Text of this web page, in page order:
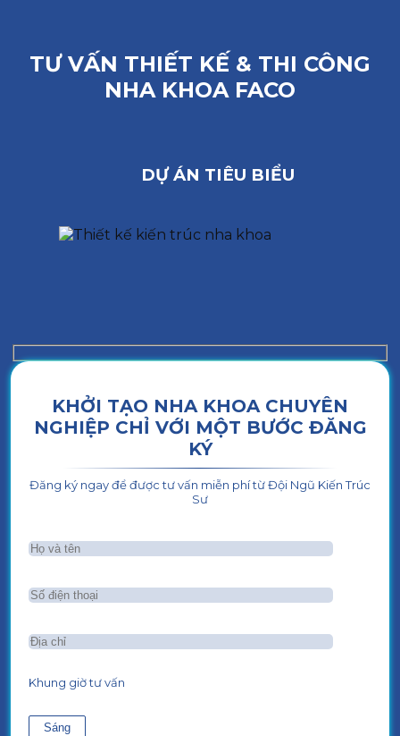
TƯ VẤN THIẾT KẾ & THI CÔNG
NHA KHOA FACO
DỰ ÁN TIÊU BIỂU
KHỞI TẠO NHA KHOA CHUYÊN
NGHIỆP CHỈ VỚI MỘT BƯỚC ĐĂNG
KÝ
Đăng ký ngay để được tư vấn miễn phí từ Đội Ngũ Kiến Trúc
Sư
Khung giờ tư vấn
Sáng